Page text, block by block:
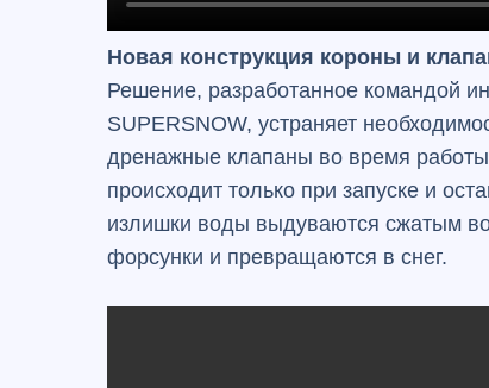
Новая конструкция короны и
Решение, разработанное командой
SUPERSNOW, устраняет
дренажные клапаны во время
происходит только при запуске и
излишки воды выдуваются сжатым
форсунки и превращаются в снег.